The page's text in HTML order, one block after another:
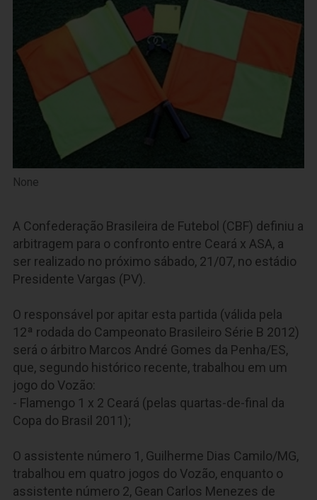
None
A Confederação Brasileira de Futebol (CBF) definiu a
arbitragem para o confronto entre Ceará x ASA, a
ser realizado no próximo sábado, 21/07, no estádio
Presidente Vargas (PV).
O responsável por apitar esta partida (válida pela
12ª rodada do Campeonato Brasileiro Série B 2012)
será o árbitro Marcos André Gomes da Penha/ES,
que, segundo histórico recente, trabalhou em um
jogo do Vozão:
- Flamengo 1 x 2 Ceará (pelas quartas-de-final da
Copa do Brasil 2011);
O assistente número 1, Guilherme Dias Camilo/MG,
trabalhou em quatro jogos do Vozão, enquanto o
assistente número 2, Gean Carlos Menezes de